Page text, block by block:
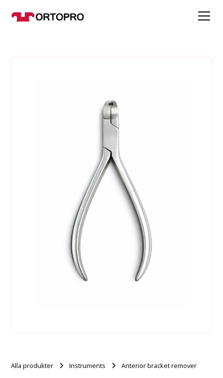
Alla produkter Instruments Anterior bracket remover